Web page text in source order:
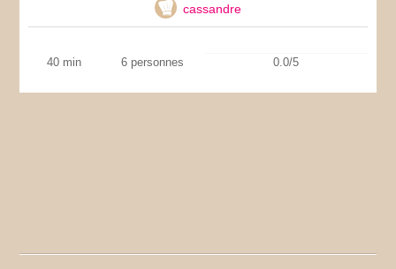
cassandre
40 min 6 personnes 0.0/5